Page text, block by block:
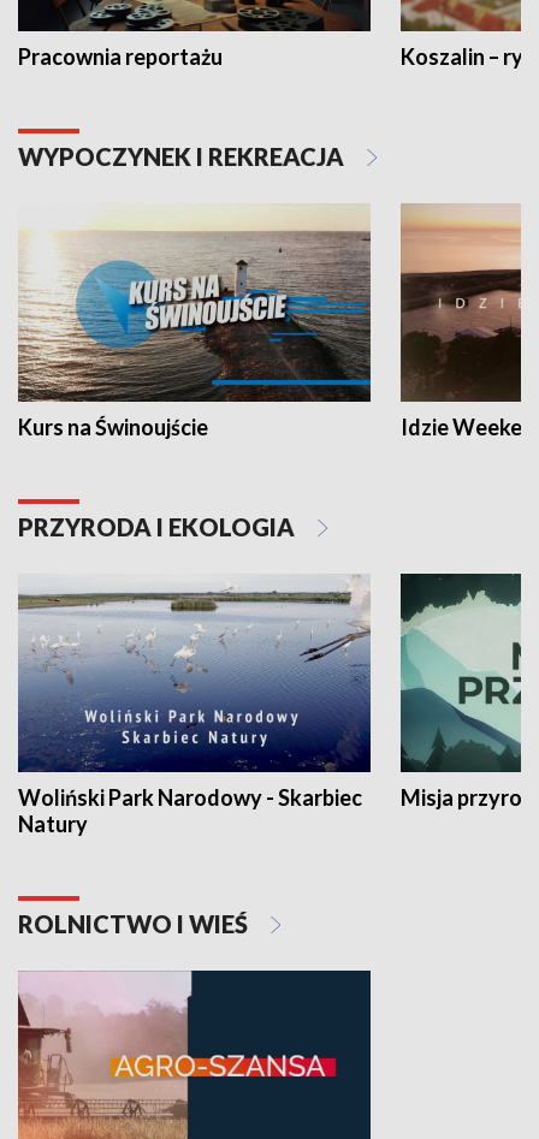
Pracownia reportażu Koszalin –
WYPOCZYNEK I REKREACJA
Kurs na Świnoujście Idzie
PRZYRODA I EKOLOGIA
Woliński Park Narodowy - Skarbiec
Natury
Misja
ROLNICTWO I WIEŚ